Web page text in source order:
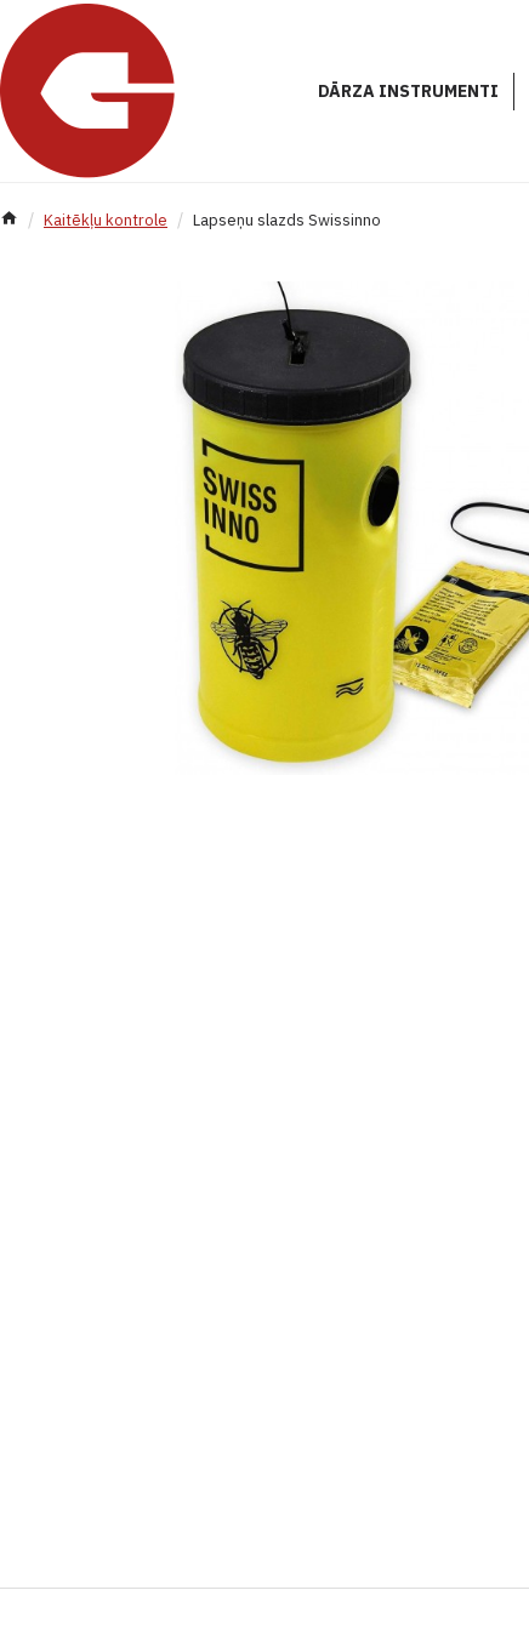
DĀRZA INSTRUMENTI
Kaitēkļu kontrole Lapseņu slazds Swissinno